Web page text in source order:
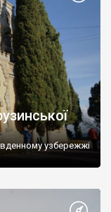
узбережжі